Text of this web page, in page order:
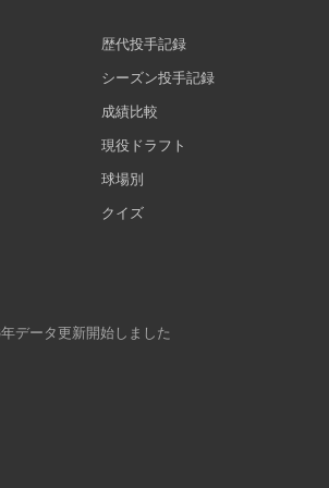
歴代投手記録
シーズン投手記録
成績比較
現役ドラフト
球場別
クイズ
データ更新開始しました